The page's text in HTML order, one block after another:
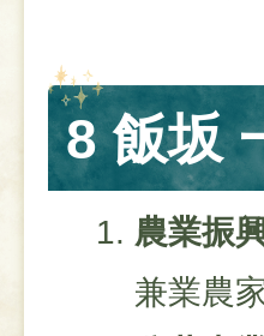
8 飯坂
農業振
兼業農